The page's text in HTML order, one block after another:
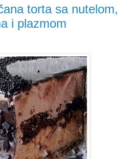
torta sa nutelom,
i plazmom